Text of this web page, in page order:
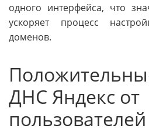
одного интерфейса, что
ускоряет процесс
доменов.
ДНС Яндекс от
пользователей